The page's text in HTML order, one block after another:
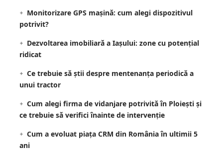
Monitorizare GPS mașină: cum alegi dispozitivul
potrivit?
Dezvoltarea imobiliară a Iașului: zone cu potențial
ridicat
Ce trebuie să știi despre mentenanța periodică a
unui tractor
Cum alegi firma de vidanjare potrivită în Ploiești și
ce trebuie să verifici înainte de intervenție
Cum a evoluat piața CRM din România în ultimii 5
ani